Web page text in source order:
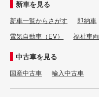
新車を見る
新車一覧からさがす 即納車
電気自動車（EV）
福祉車両
中古車を見る
国産中古車 輸入中古車